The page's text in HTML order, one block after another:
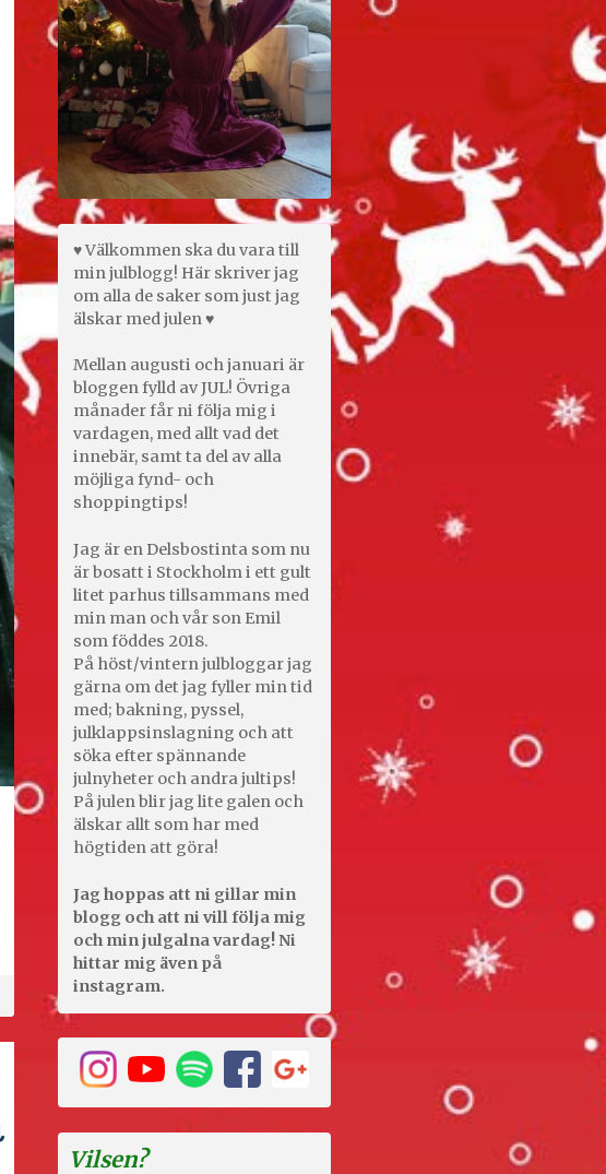
♥ Välkommen ska du vara till
min julblogg! Här skriver jag
om alla de saker som just jag
älskar med julen ♥
Mellan augusti och januari är
bloggen fylld av JUL! Övriga
månader får ni följa mig i
vardagen, med allt vad det
innebär, samt ta del av alla
möjliga fynd- och
shoppingtips!
Jag är en Delsbostinta som nu
är bosatt i Stockholm i ett gult
litet parhus tillsammans med
min man och vår son Emil
som föddes 2018.
På höst/vintern julbloggar jag
gärna om det jag fyller min tid
med; bakning, pyssel,
julklappsinslagning och att
söka efter spännande
julnyheter och andra jultips!
På julen blir jag lite galen och
älskar allt som har med
högtiden att göra!
Jag hoppas att ni gillar min
blogg och att ni vill följa mig
och min julgalna vardag! Ni
hittar mig även på
instagram.
Vilsen?